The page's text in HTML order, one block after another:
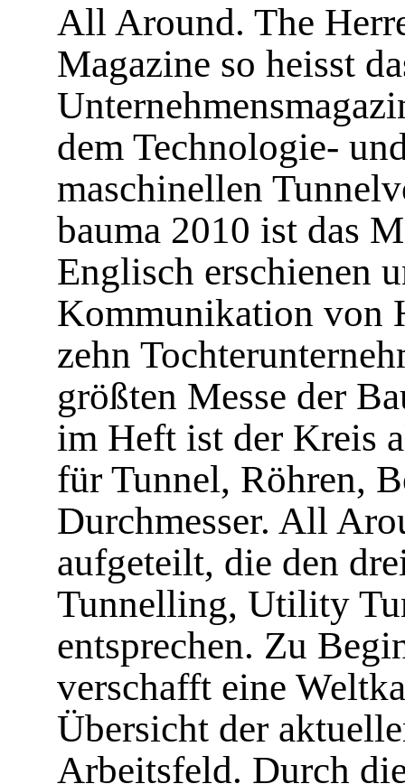
All Around. The
Magazine so heisst
dem Technologie-
maschinellen
bauma 2010 ist das
Englisch erschienen
Kommunikation von
zehn
größten Messe der
im Heft ist der Kreis
für Tunnel, Röhren,
Durchmesser. All
aufgeteilt, die den
Tunnelling, Utility
entsprechen. Zu
verschafft eine
Übersicht der
Arbeitsfeld. Durch